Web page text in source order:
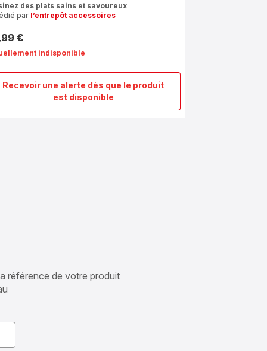
Recevoir une alerte dès que le produit
est disponible
Panier
cuisson
des plats sains et savoureux
par l’entrepôt accessoires
€
indisponible
référence de votre produit